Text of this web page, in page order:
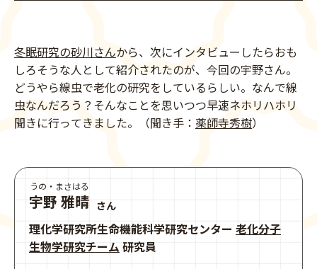
冬眠研究の砂川さんから、次にインタビューしたらおも
しろそうな人として紹介されたのが、今回の宇野さん。
どうやら線虫で老化の研究をしているらしい。なんで線
虫なんだろう？そんなことを思いつつ早速ネホリハホリ
聞きに行ってきました。（聞き手： 薬師寺秀樹）
うの・まさはる
宇野 雅晴 さん
理化学研究所生命機能科学研究センター 老化分子
生物学研究チーム 研究員